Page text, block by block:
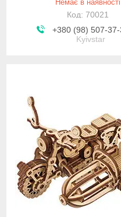
Немає в наявності
70021
+380 (98) 507-
Kyivstar